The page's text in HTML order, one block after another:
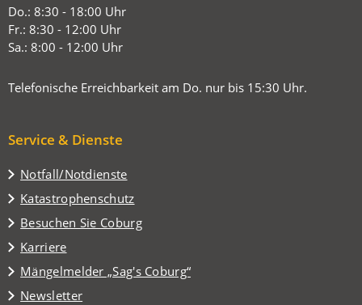
neuen
Tab)
Do.: 8:30 - 18:00 Uhr
Fr.: 8:30 - 12:00 Uhr
Sa.: 8:00 - 12:00 Uhr
Telefonische Erreichbarkeit am Do. nur bis 15:30 Uhr.
Service & Dienste
Notfall/Notdienste
Katastrophenschutz
Besuchen Sie Coburg
(Öffnet
in
einem
neuen
Tab)
Karriere
Mängelmelder „Sag's Coburg“
(Öffnet
in Newsletter